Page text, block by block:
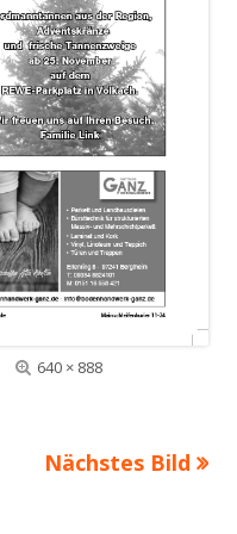
Volle
640 × 888
Nächstes Bild